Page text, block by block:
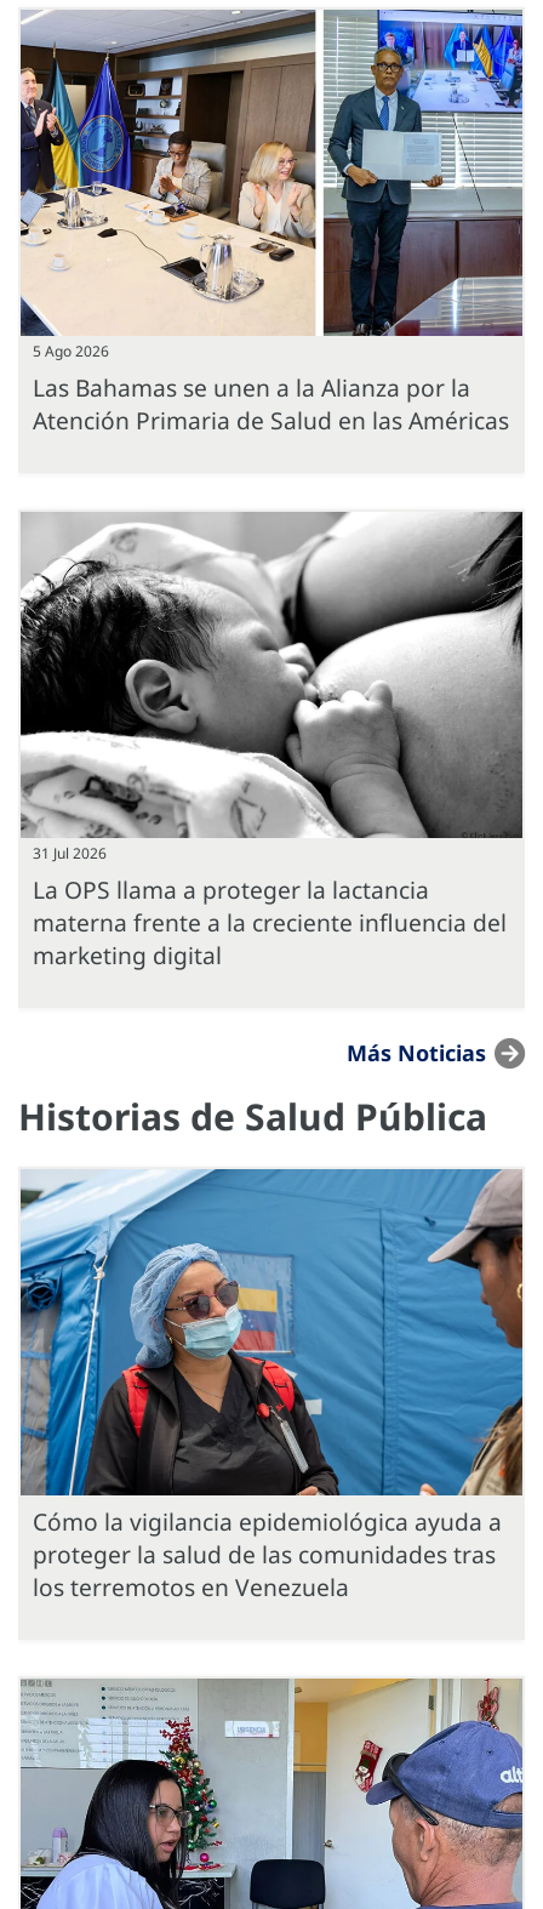
5 Ago 2026
Las Bahamas se unen a la Alianza por la
Atención Primaria de Salud en las Américas
31 Jul 2026
La OPS llama a proteger la lactancia
materna frente a la creciente influencia del
marketing digital
Más Noticias
Historias de Salud Pública
Cómo la vigilancia epidemiológica ayuda a
proteger la salud de las comunidades tras
los terremotos en Venezuela